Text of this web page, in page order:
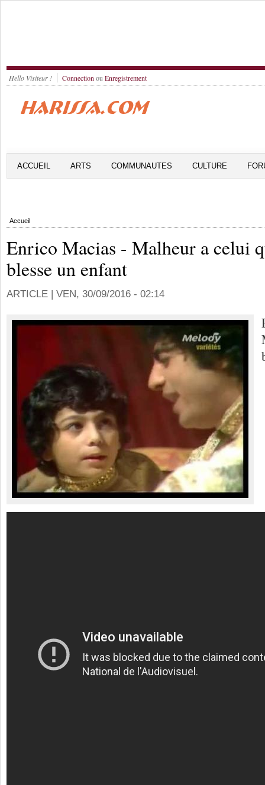
Hello Visiteur ! Connection ou Enregistrement
ACCUEIL ARTS COMMUNAUTES CULTURE
Accueil
Enrico Macias - Malheur a celui
blesse un enfant
ARTICLE | VEN, 30/09/2016 - 02:14